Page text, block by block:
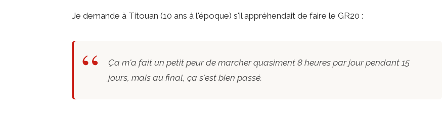
Je demande à Titouan (10 ans à l'époque) s'il appréhendait de faire le GR20 :
Ça m'a fait un petit peur de marcher quasiment 8 heures par jour pendant 15
jours, mais au final, ça s'est bien passé.